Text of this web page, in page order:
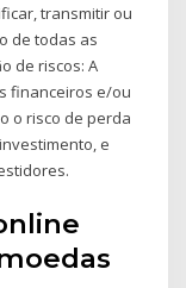
transmitir ou
de todas as
de riscos: A
financeiros e/ou
o risco de perda
e